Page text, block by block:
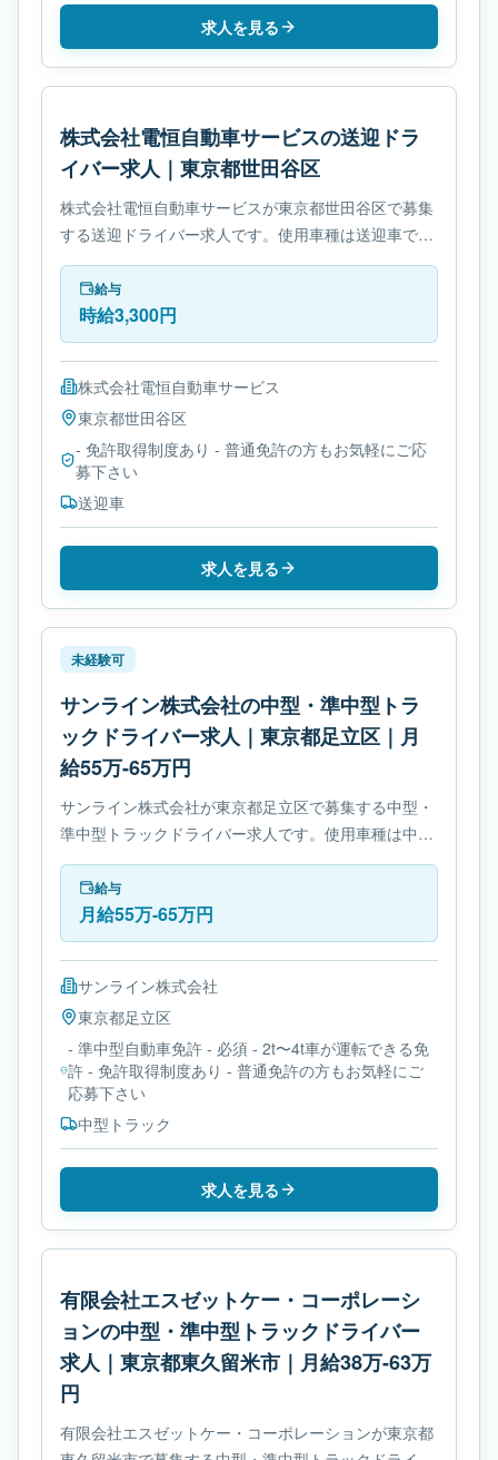
求人を見る
株式会社電恒自動車サービスの送迎ドラ
イバー求人｜東京都世田谷区
株式会社電恒自動車サービスが東京都世田谷区で募集
する送迎ドライバー求人です。使用車種は送迎車で
す。勤務時間は- シフト制です。必要免許は- 免許取得
制度ありです。
給与
時給3,300円
株式会社電恒自動車サービス
東京都世田谷区
- 免許取得制度あり - 普通免許の方もお気軽にご応
募下さい
送迎車
求人を見る
未経験可
サンライン株式会社の中型・準中型トラ
ックドライバー求人｜東京都足立区｜月
給55万-65万円
サンライン株式会社が東京都足立区で募集する中型・
準中型トラックドライバー求人です。使用車種は中型
トラックです。勤務時間は- 変形労働時間制です。必
要免許は- 準中型自動車免許です。
給与
月給55万-65万円
サンライン株式会社
東京都足立区
- 準中型自動車免許 - 必須 - 2t〜4t車が運転できる免
許 - 免許取得制度あり - 普通免許の方もお気軽にご
応募下さい
中型トラック
求人を見る
有限会社エスゼットケー・コーポレーシ
ョンの中型・準中型トラックドライバー
求人｜東京都東久留米市｜月給38万-63万
円
有限会社エスゼットケー・コーポレーションが東京都